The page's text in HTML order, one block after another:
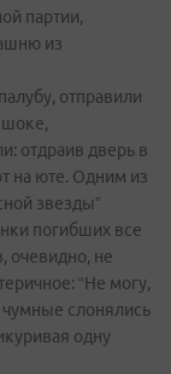
партии,
из
отправили
шоке,
отдраив дверь в
на юте. Одним из
звезды”
погибших все
очевидно, не
“Не могу,
чумные слонялись
одну